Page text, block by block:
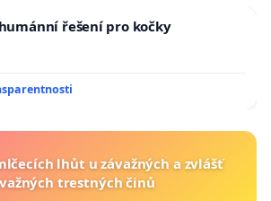
řešení pro kočky
lhůt u závažných a zvlášť
trestných činů